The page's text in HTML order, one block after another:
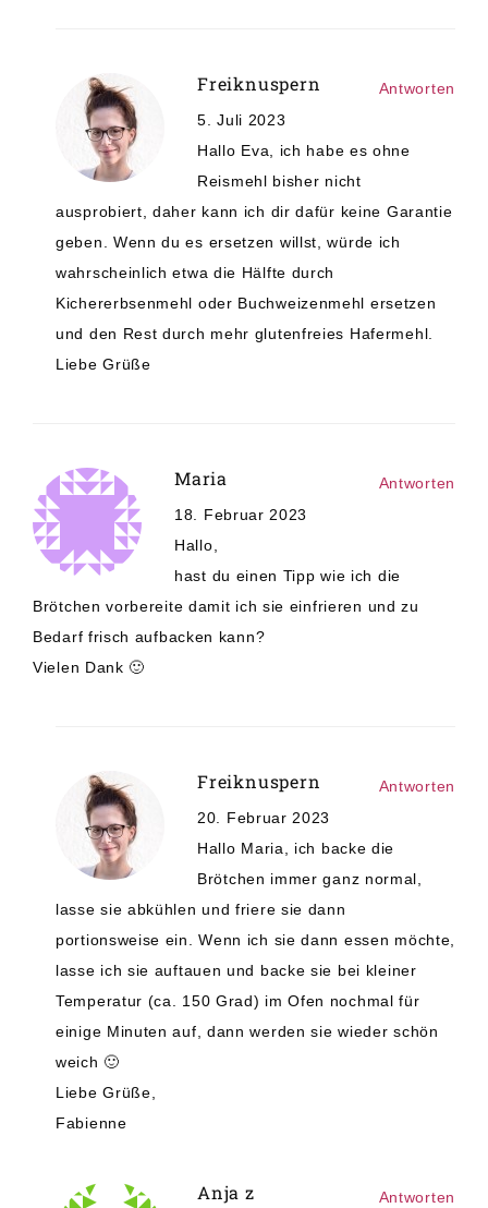
Freiknuspern
5. Juli 2023
Hallo Eva, ich habe es ohne
Reismehl bisher nicht
ausprobiert, daher kann ich dir dafür keine Garantie
geben. Wenn du es ersetzen willst, würde ich
wahrscheinlich etwa die Hälfte durch
Kichererbsenmehl oder Buchweizenmehl ersetzen
und den Rest durch mehr glutenfreies Hafermehl.
Liebe Grüße
Antworten
Maria
18. Februar 2023
Hallo,
hast du einen Tipp wie ich die
Brötchen vorbereite damit ich sie einfrieren und zu
Bedarf frisch aufbacken kann?
Vielen Dank 🙂
Antworten
Freiknuspern
20. Februar 2023
Hallo Maria, ich backe die
Brötchen immer ganz normal,
lasse sie abkühlen und friere sie dann
portionsweise ein. Wenn ich sie dann essen möchte,
lasse ich sie auftauen und backe sie bei kleiner
Temperatur (ca. 150 Grad) im Ofen nochmal für
einige Minuten auf, dann werden sie wieder schön
weich 🙂
Liebe Grüße,
Fabienne
Antworten
Anja z Antworten